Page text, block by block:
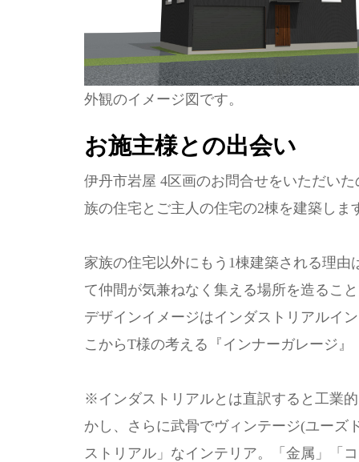
外観のイメージ図です。
お施主様との出会い
伊丹市岩屋 4区画のお問合せをいただい
族の住宅とご主人の住宅の2棟を建築しま
家族の住宅以外にもう1棟建築される理
て仲間が気兼ねなく集える場所を造るこ
デザインイメージはインダストリアルイ
こからT様の考える『インナーガレージ
※インダストリアルとは直訳すると工業
かし、さらに武骨でヴィンテージ(ユーズ
ストリアル」なインテリア。「金属」「